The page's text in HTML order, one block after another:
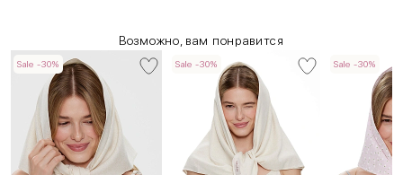
Возможно, вам понравится
Sale -30% Sale -30% Sale -30%